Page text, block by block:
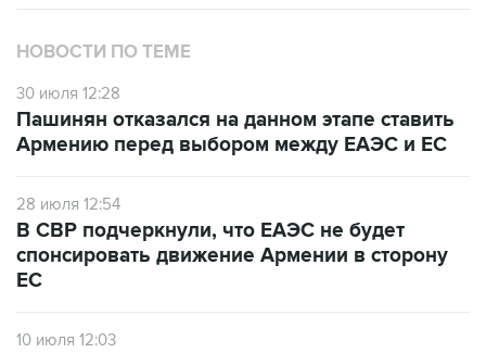
НОВОСТИ ПО ТЕМЕ
30 июля 12:28
Пашинян отказался на данном этапе ставить
Армению перед выбором между ЕАЭС и ЕС
28 июля 12:54
В СВР подчеркнули, что ЕАЭС не будет
спонсировать движение Армении в сторону
ЕС
10 июля 12:03